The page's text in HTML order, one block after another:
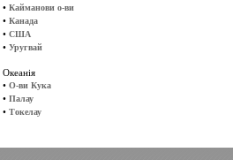
• Кайманови о-ви
• Канада
• США
• Уругвай
Океанія
• О-ви Кука
• Палау
• Токелау